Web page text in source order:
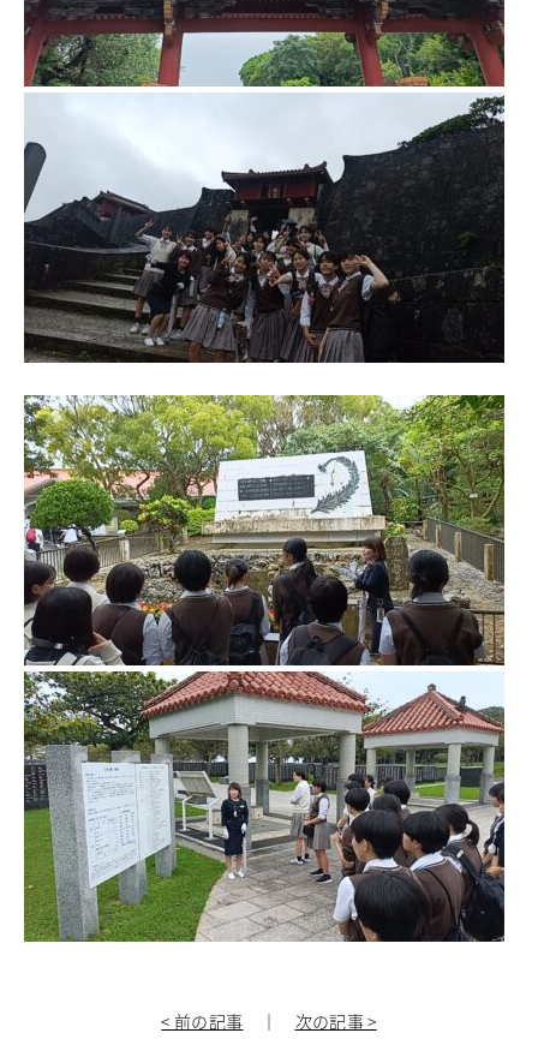
進路・進学 Career Guidance
進路実績
卒業生の声
その他 Others
在校生の方
新型コロナウイルス感染症罹患証明書
インフルエンザ罹患証明書
登校許可証明書
桜育会（同窓会）
日体大桜華U-15
Youtube公式チャンネル
寄付金のお願い
在校生の方
卒業生の方
教職員募集
系列校紹介
教職員の方へ
個人情報保護
< 前の記事 ｜ 次の記事 >